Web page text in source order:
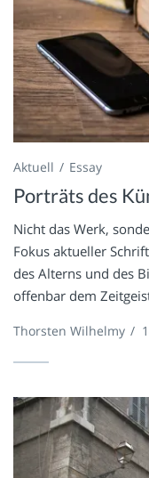
Aktuell Essay
Porträts des
Nicht das Werk,
Fokus aktueller
des Alterns und des
offenbar dem
Thorsten Wilhelmy /